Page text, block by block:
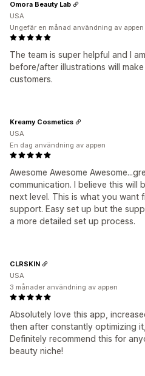
The team is super helpful and I
before/after illustrations will
customers.
Omora Beauty Lab
USA
Ungefär en månad användning av appen
Awesome Awesome
communication. I believe this will
next level. This is what you want
support. Easy set up but the
a more detailed set up process.
Kreamy Cosmetics
USA
En dag användning av appen
Absolutely love this app,
then after constantly optimizing
Definitely recommend this for
beauty niche!
CLRSKIN
USA
3 månader användning av appen